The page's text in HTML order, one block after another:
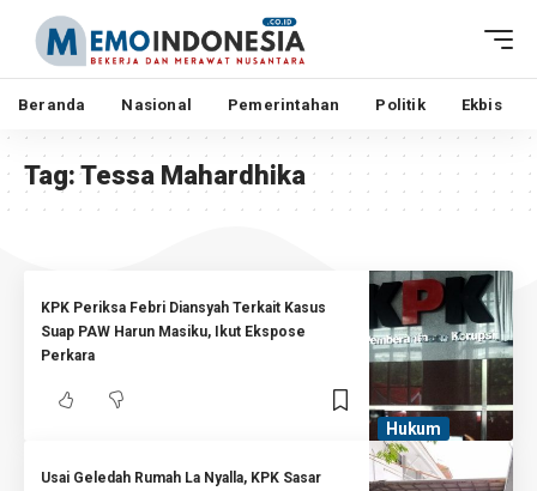
Beranda Nasional Pemerintahan Politik Ekbis
Tag:Tessa Mahardhika
Hukum
KPK Periksa Febri Diansyah Terkait Kasus
Suap PAW Harun Masiku, Ikut Ekspose
Perkara
Usai Geledah Rumah La Nyalla, KPK Sasar